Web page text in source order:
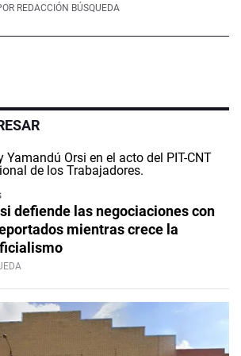
REDACCIÓN BÚSQUEDA
defiende las negociaciones con
mientras crece la